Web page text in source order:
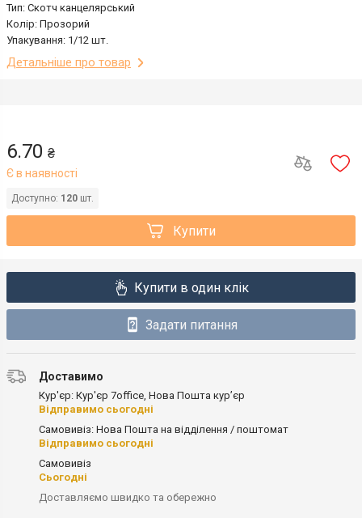
Тип: Скотч канцелярський
Колір: Прозорий
Упакування: 1/12 шт.
Детальніше про товар
6.70 ₴
Є в наявності
Доступно: 120 шт.
Купити
Купити в один клік
Задати питання
Доставимо
Кур'єр: Кур'єр 7office, Нова Пошта кур’єр
Відправимо сьогодні
Самовивіз: Нова Пошта на відділення / поштомат
Відправимо сьогодні
Самовивіз
Сьогодні
Доставляємо швидко та обережно